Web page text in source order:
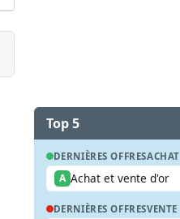
Top 5
DERNIÈRES OFFRESACHAT
A Achat et vente d'or
DERNIÈRES OFFRESVENTE